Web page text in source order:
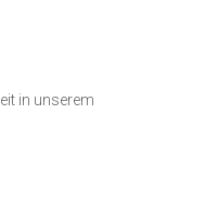
in unserem